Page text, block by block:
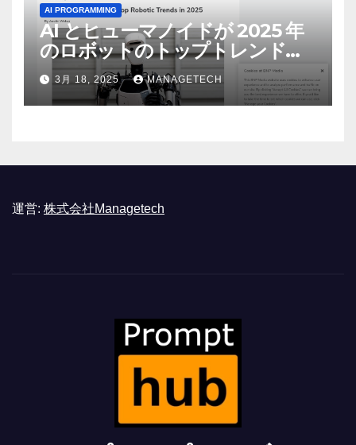
AI PROGRAMMING
AI とヒューマノイドが 2025 年
のロボットのトップトレンドに |
ASSEMBLY
3月 18, 2025 MANAGETECH
運営: 株式会社Managetech